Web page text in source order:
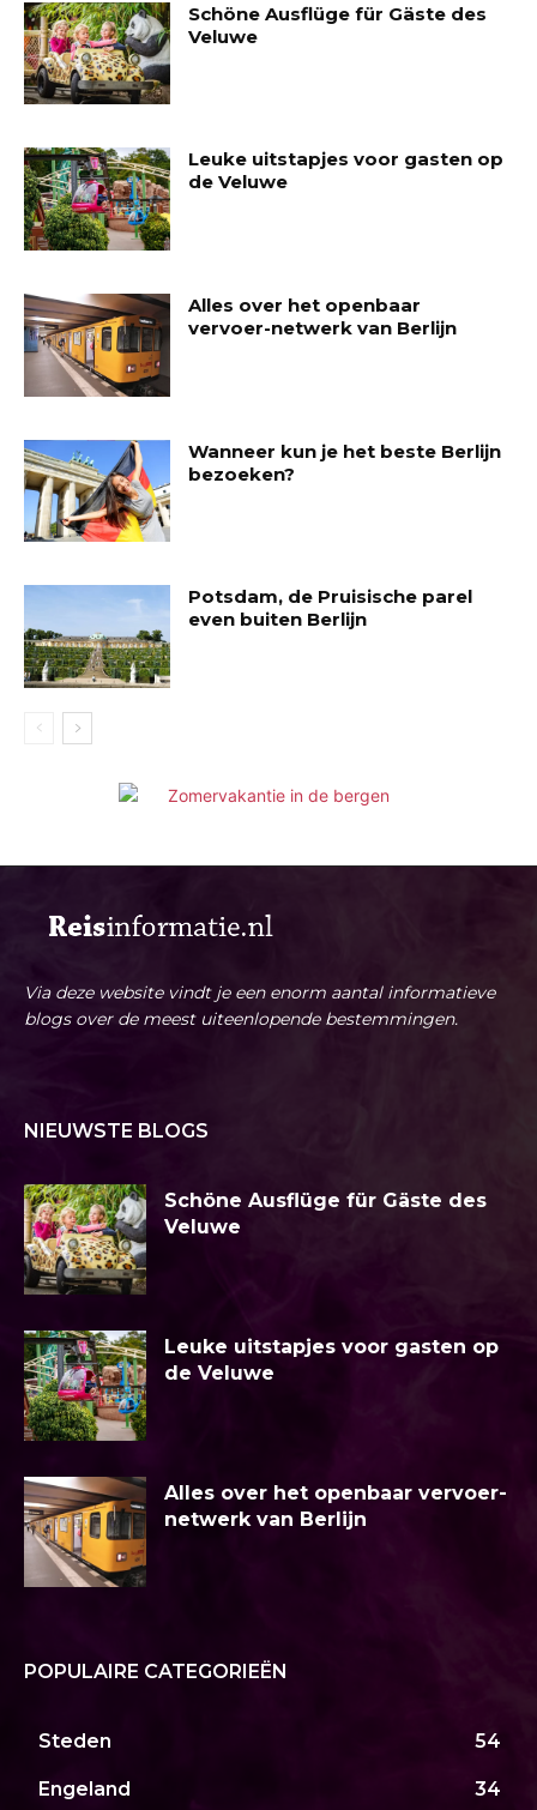
Schöne Ausflüge für Gäste des
Veluwe
Leuke uitstapjes voor gasten op
de Veluwe
Alles over het openbaar
vervoer-netwerk van Berlijn
Wanneer kun je het beste Berlijn
bezoeken?
Potsdam, de Pruisische parel
even buiten Berlijn
Via deze website vindt je een enorm aantal informatieve
blogs over de meest uiteenlopende bestemmingen.
NIEUWSTE BLOGS
Schöne Ausflüge für Gäste des
Veluwe
Leuke uitstapjes voor gasten op
de Veluwe
Alles over het openbaar vervoer-
netwerk van Berlijn
POPULAIRE CATEGORIEËN
Steden 54
Engeland 34